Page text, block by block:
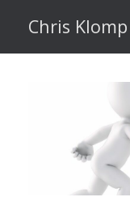
inhoud
Chris Klomp